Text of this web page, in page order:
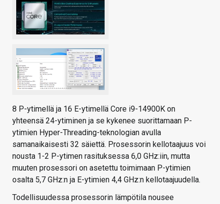
8 P-ytimellä ja 16 E-ytimellä Core i9-14900K on
yhteensä 24-ytiminen ja se kykenee suorittamaan P-
ytimien Hyper-Threading-teknologian avulla
samanaikaisesti 32 säiettä. Prosessorin kellotaajuus voi
nousta 1-2 P-ytimen rasituksessa 6,0 GHz:iin, mutta
muuten prosessori on asetettu toimimaan P-ytimien
osalta 5,7 GHz:n ja E-ytimien 4,4 GHz:n kellotaajuudella.
Todellisuudessa prosessorin lämpötila nousee